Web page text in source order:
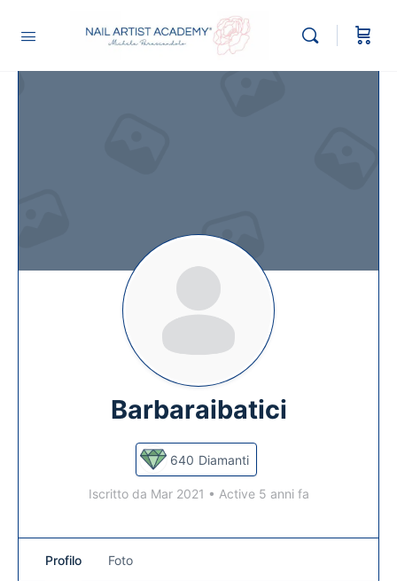
Barbaraibatici
640 Diamanti
Iscritto da Mar 2021 • Active 5 anni fa
Profilo Foto